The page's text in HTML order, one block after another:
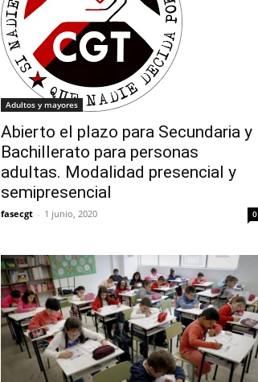
Adultos y mayores
Abierto el plazo para Secundaria y
Bachillerato para personas
adultas. Modalidad presencial y
semipresencial
fasecgt - 1 junio, 2020 0